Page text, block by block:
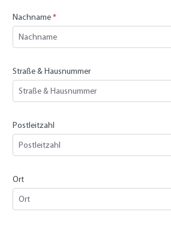
Nachname*
Straße & Hausnummer
Postleitzahl
Ort